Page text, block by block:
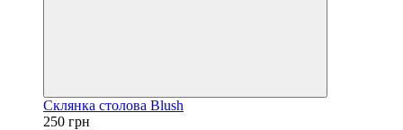
Склянка столова Blush
250 грн